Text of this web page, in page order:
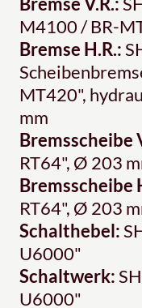
M4100 / BR-
Bremse H.R.:
MT420",
mm
Bremsscheibe
RT64", Ø 203
Bremsscheibe
RT64", Ø 203
Schalthebel:
U6000"
Schaltwerk:
U6000"